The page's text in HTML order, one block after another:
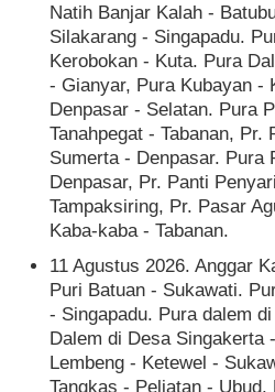
Natih Banjar Kalah -
Silakarang - Singapadu.
Kerobokan - Kuta. Pura
- Gianyar, Pura Kubayan -
Denpasar - Selatan. Pura
Tanahpegat - Tabanan, Pr.
Sumerta - Denpasar. Pura
Denpasar, Pr. Panti
Tampaksiring, Pr. Pasar
Kaba-kaba - Tabanan.
11 Agustus 2026. Anggar
Puri Batuan - Sukawati.
- Singapadu. Pura dalem
Dalem di Desa Singakerta
Lembeng - Ketewel -
Tangkas - Peliatan -